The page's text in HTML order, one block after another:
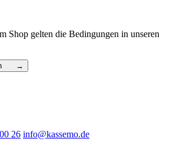
Shop gelten die Bedingungen in unseren
→
26 info@kassemo.de